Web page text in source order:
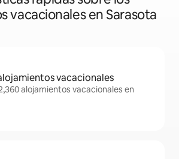
vacacionales en Sarasota
vacacionales
alojamientos vacacionales en